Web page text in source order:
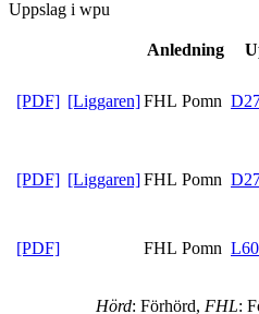
Uppslag i wpu
Anledning
[PDF] [Liggaren]FHL Pomn
[PDF] [Liggaren]FHL Pomn
[PDF] FHL Pomn
Hörd: Förhörd, FHL: